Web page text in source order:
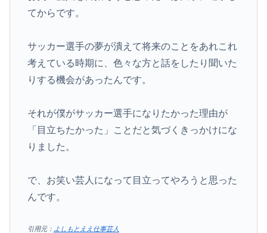
てからです。
サッカー選手の夢が潰えて将来のことをあれこれ
考えている時期に、色々な方と話をしたり聞いた
りする機会があったんです。
それが僕がサッカー選手になりたかった理由が
「目立ちたかった」ことだと気づくきっかけにな
りました。
で、お笑い芸人になって目立ってやろうと思った
んです。
引用元： よしもとええ仕事芸人